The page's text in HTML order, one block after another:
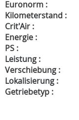
Euronorm :
Kilometerstand :
Crit'Air :
Energie :
PS :
Leistung :
Verschiebung :
Lokalisierung :
Getriebetyp :